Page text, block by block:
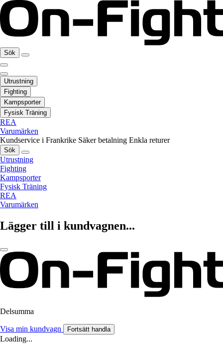
Sök
Utrustning
Fighting
Kampsporter
Fysisk Träning
REA
Varumärken
Kundservice i Frankrike Säker betalning Enkla returer
Sök
Utrustning
Fighting
Kampsporter
Fysisk Träning
REA
Varumärken
Lägger till i kundvagnen...
Delsumma
Visa min kundvagn Fortsätt handla
Loading...